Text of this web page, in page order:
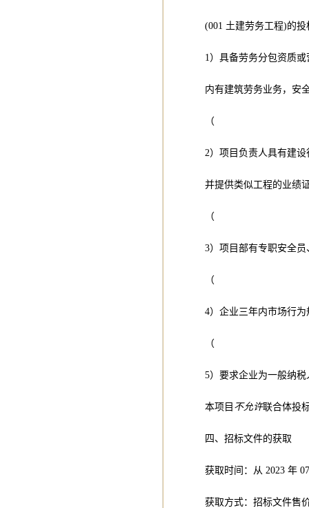
(001 土建劳务工程)的
1）具备劳务分包资质
内有建筑劳务业务，安
（
2）项目负责人具有建
并提供类似工程的业绩
（
3）项目部有专职安全
（
4）企业三年内市场行
（
5）要求企业为一般纳
本项目 不允许联合体投
四、招标文件的获取
获取时间：从 2023 年
获取方式：招标文件售